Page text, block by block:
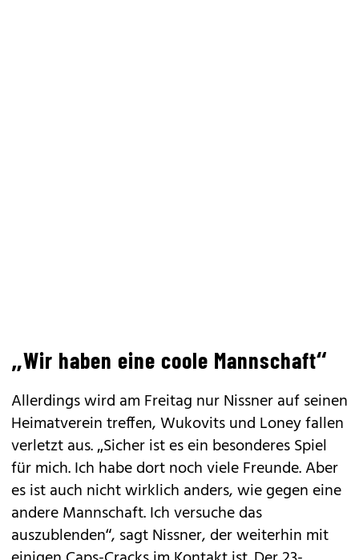
„Wir haben eine coole Mannschaft“
Allerdings wird am Freitag nur Nissner auf seinen
Heimatverein treffen, Wukovits und Loney fallen
verletzt aus. „Sicher ist es ein besonderes Spiel
für mich. Ich habe dort noch viele Freunde. Aber
es ist auch nicht wirklich anders, wie gegen eine
andere Mannschaft. Ich versuche das
auszublenden“, sagt Nissner, der weiterhin mit